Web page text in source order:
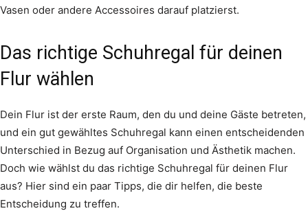
Vasen oder andere Accessoires darauf platzierst.
Das richtige Schuhregal für deinen
Flur wählen
Dein Flur ist der erste Raum, den du und deine Gäste betreten,
und ein gut gewähltes Schuhregal kann einen entscheidenden
Unterschied in Bezug auf Organisation und Ästhetik machen.
Doch wie wählst du das richtige Schuhregal für deinen Flur
aus? Hier sind ein paar Tipps, die dir helfen, die beste
Entscheidung zu treffen.